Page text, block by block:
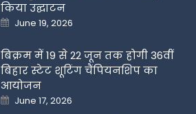
किया उद्घाटन
Posted
on
June 19, 2026
बिक्रम में 19 से 22 जून तक होगी 36वीं
बिहार स्टेट शूटिंग चैंपियनशिप का
आयोजन
Posted
on
June 17, 2026